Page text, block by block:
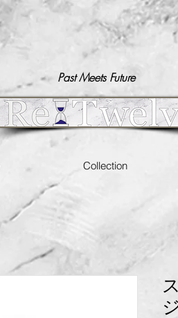
Past Meets Future
Collection